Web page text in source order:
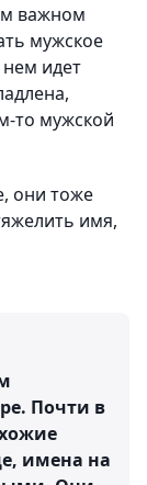
важном
мужское
идет
то мужской
они тоже
имя,
Почти в
имена на